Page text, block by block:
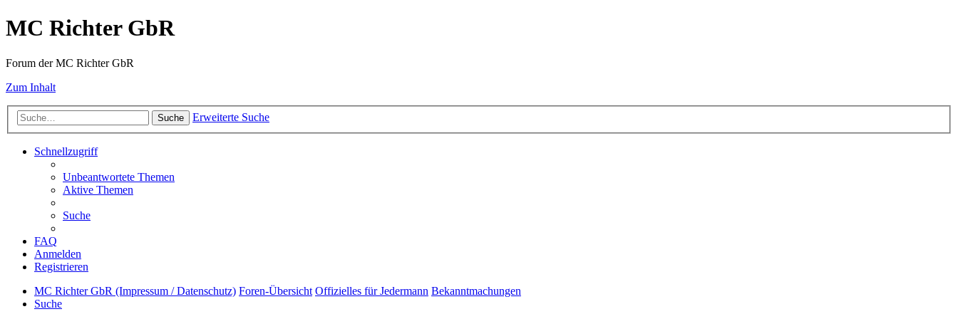
MC Richter GbR
Forum der MC Richter GbR
Zum Inhalt
Suche Erweiterte Suche
Schnellzugriff
Unbeantwortete Themen
Aktive Themen
Suche
FAQ
Anmelden
Registrieren
MC Richter GbR (Impressum / Datenschutz) Foren-Übersicht Offizielles für Jedermann Bekanntmachungen
Suche